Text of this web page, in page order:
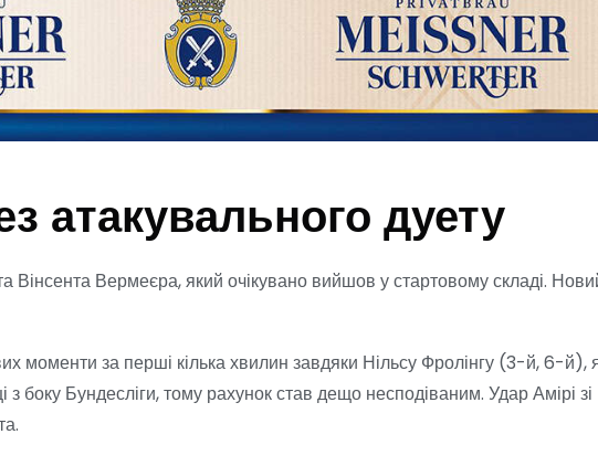
атакувального дуету
Вермеєра, який очікувано вийшов у стартовому складі.
моменти за перші кілька хвилин завдяки Нільсу Фролінгу (3-й, 6-й),
боку Бундесліги, тому рахунок став дещо несподіваним. Удар Амірі зі